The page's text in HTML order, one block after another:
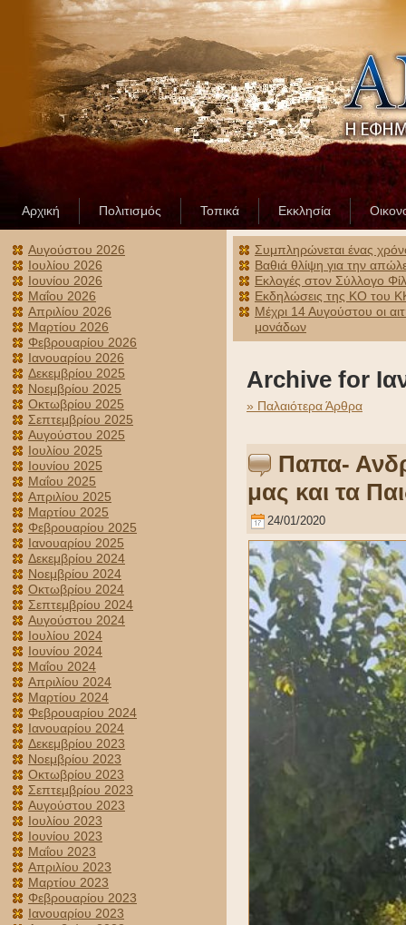
Αρχική Πολιτισμός Τοπικά Εκκλησία
Αυγούστου 2026
Ιουλίου 2026
Ιουνίου 2026
Μαΐου 2026
Απριλίου 2026
Μαρτίου 2026
Φεβρουαρίου 2026
Ιανουαρίου 2026
Δεκεμβρίου 2025
Νοεμβρίου 2025
Οκτωβρίου 2025
Σεπτεμβρίου 2025
Αυγούστου 2025
Ιουλίου 2025
Ιουνίου 2025
Μαΐου 2025
Απριλίου 2025
Μαρτίου 2025
Φεβρουαρίου 2025
Ιανουαρίου 2025
Δεκεμβρίου 2024
Νοεμβρίου 2024
Οκτωβρίου 2024
Σεπτεμβρίου 2024
Αυγούστου 2024
Ιουλίου 2024
Ιουνίου 2024
Μαΐου 2024
Απριλίου 2024
Μαρτίου 2024
Φεβρουαρίου 2024
Ιανουαρίου 2024
Δεκεμβρίου 2023
Νοεμβρίου 2023
Οκτωβρίου 2023
Σεπτεμβρίου 2023
Αυγούστου 2023
Ιουλίου 2023
Ιουνίου 2023
Μαΐου 2023
Απριλίου 2023
Μαρτίου 2023
Φεβρουαρίου 2023
Ιανουαρίου 2023
Συμπληρώνεται ένας
Βαθιά θλίψη για την
Εκλογές στον Σύλλογο
Εκδηλώσεις της ΚΟ του
Μέχρι 14 Αυγούστου οι
μονάδων
Archive for
» Παλαιότερα Άρθρα
Παπα-
μας και τα
24/01/2020